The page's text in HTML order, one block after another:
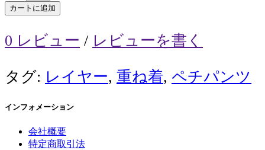
カートに追加
0 レビュー / レビューを書く
タグ: レイヤー, 重ね着, ペチパンツ
インフォメーション
会社概要
特定商取引法